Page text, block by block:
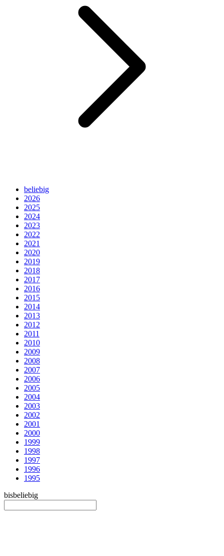
beliebig
2026
2025
2024
2023
2022
2021
2020
2019
2018
2017
2016
2015
2014
2013
2012
2011
2010
2009
2008
2007
2006
2005
2004
2003
2002
2001
2000
1999
1998
1997
1996
1995
bisbeliebig